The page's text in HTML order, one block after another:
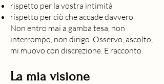
rispetto per la vostra intimità
rispetto per ciò che accade davvero
Non entro mai a gamba tesa, non
interrompo, non dirigo. Osservo, ascolto,
mi muovo con discrezione. E racconto.
La mia visione